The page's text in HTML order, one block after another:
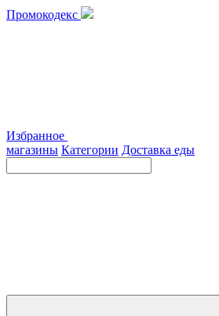
Промокодекс
Избранное
магазины Категории Доставка еды